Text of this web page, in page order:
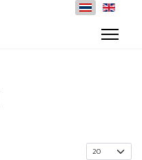
แสดง #